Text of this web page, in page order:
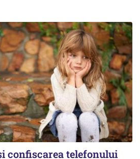
confiscarea telefonului